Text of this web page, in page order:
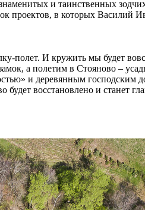
и таинственных
проектов, в которых Василий
полет. И кружить мы будет
а полетим в Стояново –
и деревянным
восстановлено и станет